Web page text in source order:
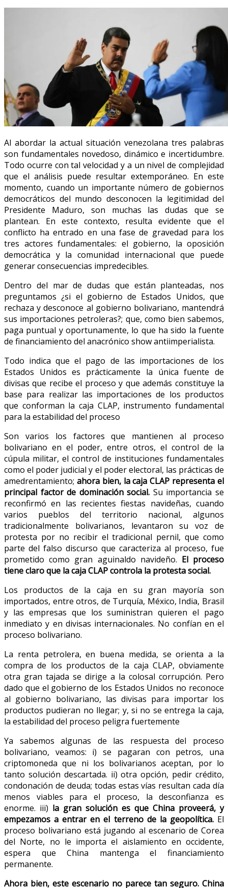
Al abordar la actual situación venezolana tres palabras
son fundamentales novedoso, dinámico e incertidumbre.
Todo ocurre con tal velocidad y a un nivel de complejidad
que el análisis puede resultar extemporáneo. En este
momento, cuando un importante número de gobiernos
democráticos del mundo desconocen la legitimidad del
Presidente Maduro, son muchas las dudas que se
plantean. En este contexto, resulta evidente que el
conflicto ha entrado en una fase de gravedad para los
tres actores fundamentales: el gobierno, la oposición
democrática y la comunidad internacional que puede
generar consecuencias impredecibles.
Dentro del mar de dudas que están planteadas, nos
preguntamos ¿si el gobierno de Estados Unidos, que
rechaza y desconoce al gobierno bolivariano, mantendrá
sus importaciones petroleras?; que, como bien sabemos,
paga puntual y oportunamente, lo que ha sido la fuente
de financiamiento del anacrónico show antiimperialista.
Todo indica que el pago de las importaciones de los
Estados Unidos es prácticamente la única fuente de
divisas que recibe el proceso y que además constituye la
base para realizar las importaciones de los productos
que conforman la caja CLAP, instrumento fundamental
para la estabilidad del proceso
Son varios los factores que mantienen al proceso
bolivariano en el poder, entre otros, el control de la
cúpula militar, el control de instituciones fundamentales
como el poder judicial y el poder electoral, las prácticas de
amedrentamiento; ahora bien, la caja CLAP representa el
principal factor de dominación social. Su importancia se
reconfirmó en las recientes fiestas navideñas, cuando
varios pueblos del territorio nacional, algunos
tradicionalmente bolivarianos, levantaron su voz de
protesta por no recibir el tradicional pernil, que como
parte del falso discurso que caracteriza al proceso, fue
prometido como gran aguinaldo navideño. El proceso
tiene claro que la caja CLAP controla la protesta social.
Los productos de la caja en su gran mayoría son
importados, entre otros, de Turquía, México, India, Brasil
y las empresas que los suministran quieren el pago
inmediato y en divisas internacionales. No confían en el
proceso bolivariano.
La renta petrolera, en buena medida, se orienta a la
compra de los productos de la caja CLAP, obviamente
otra gran tajada se dirige a la colosal corrupción. Pero
dado que el gobierno de los Estados Unidos no reconoce
al gobierno bolivariano, las divisas para importar los
productos pudieran no llegar; y, si no se entrega la caja,
la estabilidad del proceso peligra fuertemente
Ya sabemos algunas de las respuesta del proceso
bolivariano, veamos: i) se pagaran con petros, una
criptomoneda que ni los bolivarianos aceptan, por lo
tanto solución descartada. ii) otra opción, pedir crédito,
condonación de deuda; todas estas vías resultan cada día
menos viables para el proceso, la desconfianza es
enorme. iii) la gran solución es que China proveerá, y
empezamos a entrar en el terreno de la geopolítica.El
proceso bolivariano está jugando al escenario de Corea
del Norte, no le importa el aislamiento en occidente,
espera que China mantenga el financiamiento
permanente.
Ahora bien, este escenario no parece tan seguro. China